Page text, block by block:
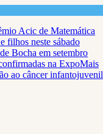
Acic de Matemática
filhos neste sábado
Bocha em setembro
na ExpoMais
ao câncer infantojuvenil